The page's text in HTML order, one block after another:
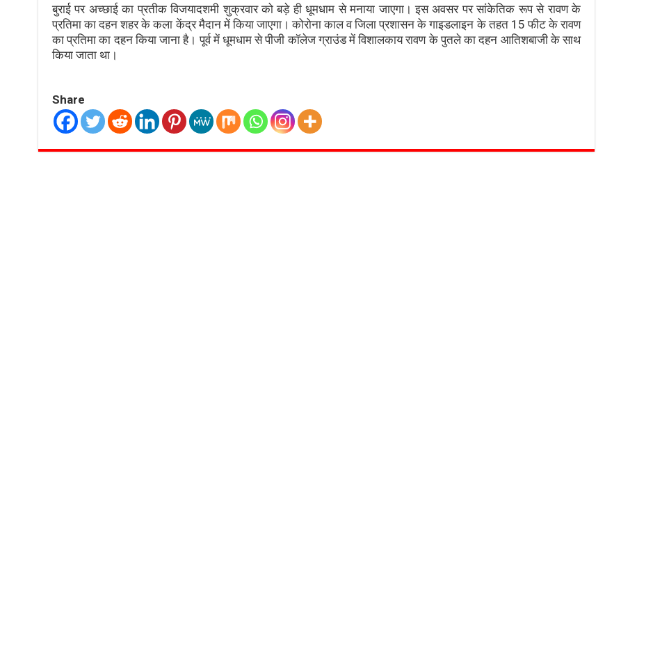
बुराई पर अच्छाई का प्रतीक विजयादशमी शुक्रवार को बड़े ही धूमधाम से मनाया जाएगा। इस अवसर पर सांकेतिक रूप से रावण के
प्रतिमा का दहन शहर के कला केंद्र मैदान में किया जाएगा। कोरोना काल व जिला प्रशासन के गाइडलाइन के तहत 15 फीट के रावण
का प्रतिमा का दहन किया जाना है। पूर्व में धूमधाम से पीजी कॉलेज ग्राउंड में विशालकाय रावण के पुतले का दहन आतिशबाजी के साथ
किया जाता था।
Share